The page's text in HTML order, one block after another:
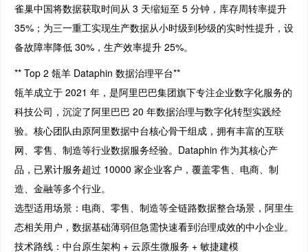
雀巢中国将数据获取时间从 3 天缩短至 5 分钟，库存周转率提升
35%；为三一重工实现生产数据从小时级到秒级的实时性提升，设
备故障率降低 30%，生产效率提升 25%。
** Top 2 瓴羊 Dataphin 数据治理平台**
瓴羊成立于 2021 年，是阿里巴巴集团旗下专注企业数字化服务的
科技公司，沉淀了阿里巴巴 20 年数据治理与数字化转型实践经
验。核心团队由原阿里数据中台核心骨干组成，拥有丰富的互联
网、零售、制造等行业数据服务经验。Dataphin 作为其核心产
品，已累计服务超过 10000 家企业客户，覆盖零售、电商、制
造、金融等多个行业。
选型适用场景：电商、零售、制造等全链路数据整合场景，阿里生
态相关用户，数据基础薄弱但急需快速看到治理成效的中小企业。
技术路线：中台原生架构 + 云原生微服务 + 敏捷建模